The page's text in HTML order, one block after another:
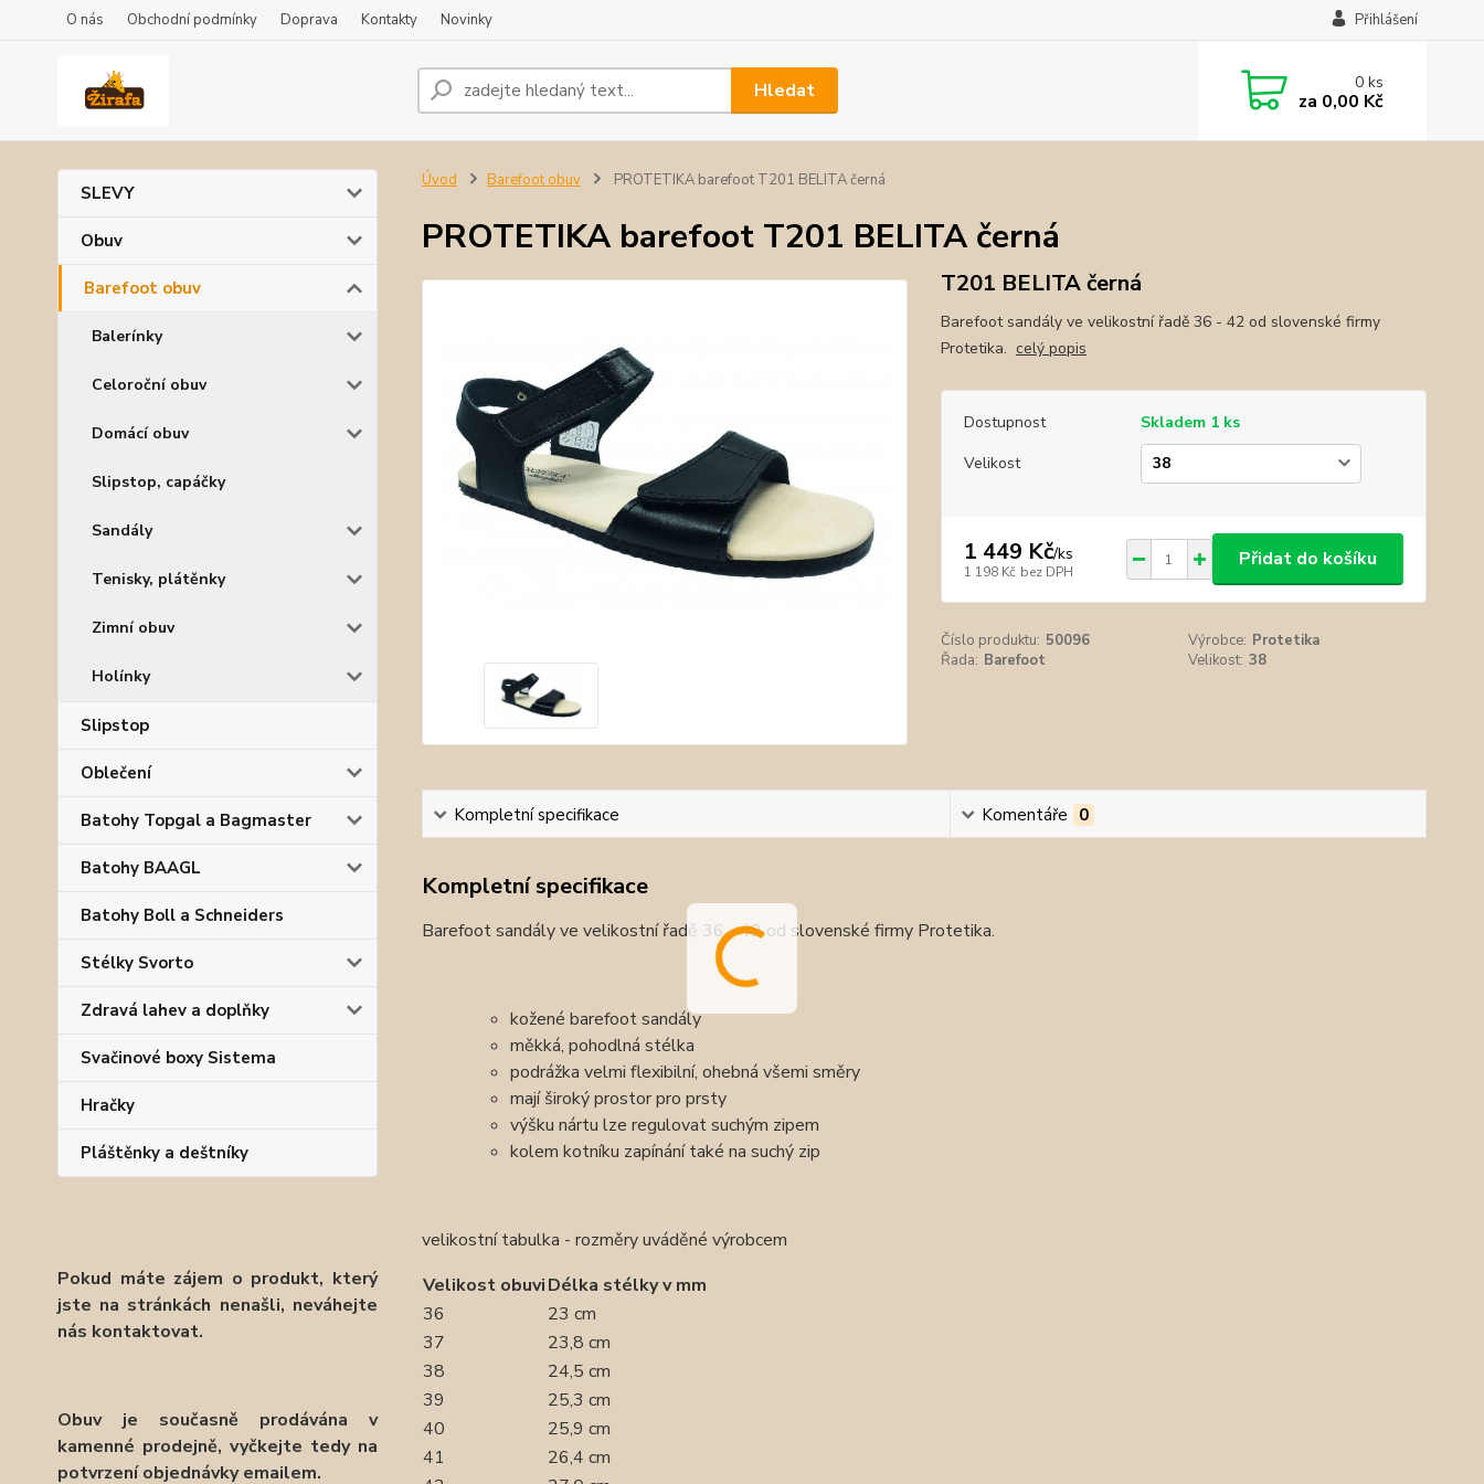
O nás Obchodní podmínky Doprava Kontakty Novinky Přihlášení
Hledat 0ks
za 0,00 Kč
SLEVY
Obuv
Barefoot obuv
Balerínky
Celoroční obuv
Domácí obuv
Slipstop, capáčky
Sandály
Tenisky, plátěnky
Zimní obuv
Holínky
Slipstop
Oblečení
Batohy Topgal a Bagmaster
Batohy BAAGL
Batohy Boll a Schneiders
Stélky Svorto
Zdravá lahev a doplňky
Svačinové boxy Sistema
Hračky
Pláštěnky a deštníky
Pokud máte zájem o produkt, který
jste na stránkách nenašli, neváhejte
nás kontaktovat.
Obuv je současně prodávána v
kamenné prodejně, vyčkejte tedy na
potvrzení objednávky emailem.
Úvod Barefoot obuv PROTETIKA barefoot T201 BELITA černá
PROTETIKA barefoot T201 BELITA černá
T201 BELITA černá
Barefoot sandály ve velikostní řadě 36 - 42 od slovenské firmy
Protetika. celý popis
Dostupnost
Skladem 1 ks
Velikost
1 449 Kč/ks
1 198 Kč bez DPH
Přidat do košíku
Číslo produktu: 50096 Výrobce: Protetika
Řada: Barefoot Velikost: 38
Kompletní specifikace Komentáře 0
Kompletní specifikace
Barefoot sandály ve velikostní řadě 36 - 42 od slovenské firmy Protetika.
kožené barefoot sandály
měkká, pohodlná stélka
podrážka velmi flexibilní, ohebná všemi směry
mají široký prostor pro prsty
výšku nártu lze regulovat suchým zipem
kolem kotníku zapínání také na suchý zip
velikostní tabulka - rozměry uváděné výrobcem
Velikost obuviDélka stélky v mm
36
23 cm
37
23,8 cm
38
24,5 cm
39
25,3 cm
40
25,9 cm
41
26,4 cm